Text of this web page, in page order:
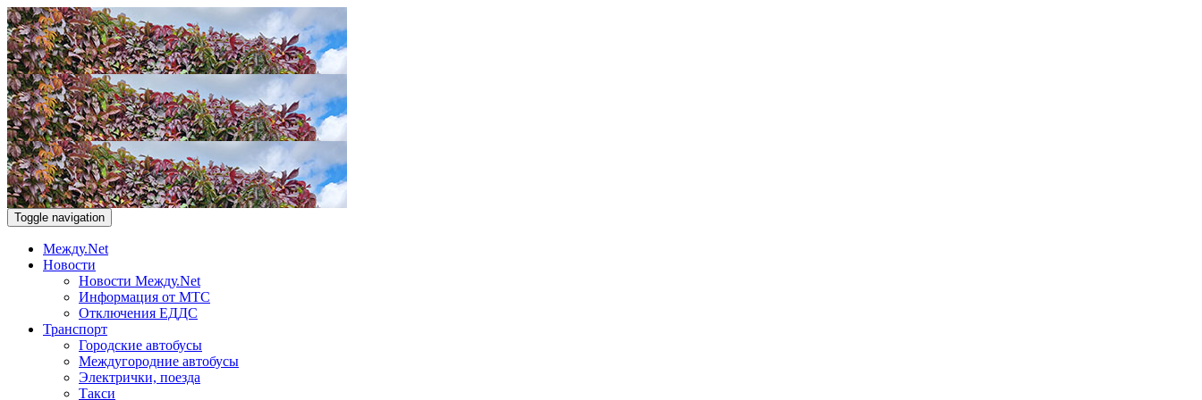
Toggle navigation
Между.Net
Новости
Новости Между.Net
Информация от МТС
Отключения ЕДДС
Транспорт
Городские автобусы
Междугородние автобусы
Электрички, поезда
Такси